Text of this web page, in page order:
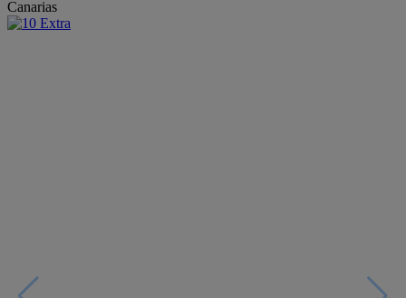
Canarias